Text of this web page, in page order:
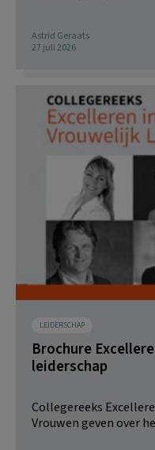
Astrid Geraats
27 juli 2026
LEIDERSCHAP
Brochure
leiderschap
Collegereeks
Vrouwen geven over